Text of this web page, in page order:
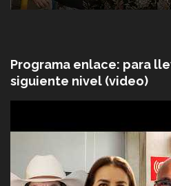
Programa enlace: para
siguiente nivel (video)